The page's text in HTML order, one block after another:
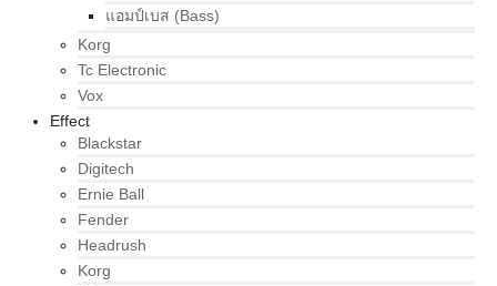
แอมป์เบส (Bass)
Korg
Tc Electronic
Vox
Effect
Blackstar
Digitech
Ernie Ball
Fender
Headrush
Korg